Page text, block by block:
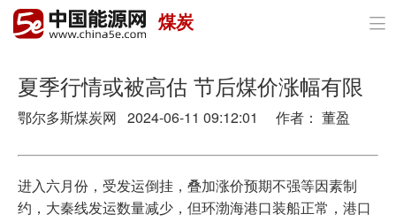
首页
政策与经济
油气
煤炭
电力
煤炭 
夏季行情或被高估 节后煤价涨幅有限
鄂尔多斯煤炭网 2024-06-11 09:12:01 作者： 董盈
进入六月份，受发运倒挂，叠加涨价预期不强等因素制
约，大秦线发运数量减少，但环渤海港口装船正常，港口